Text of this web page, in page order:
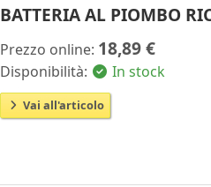
BATTERIA AL PIOMBO
Prezzo online: 18,89 €
Disponibilità: In stock
Vai all'articolo